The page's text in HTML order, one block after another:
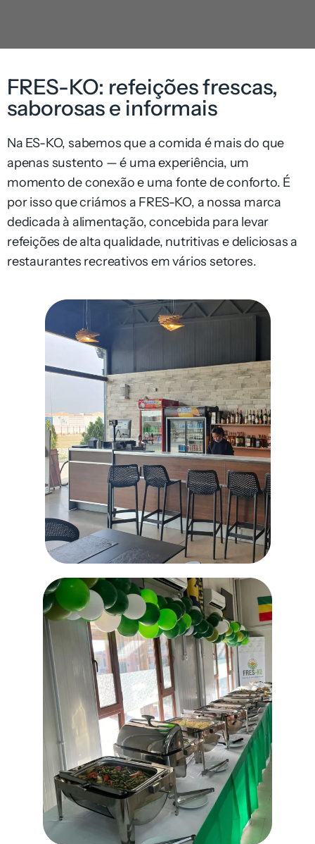
FRES-KO: refeições frescas,
saborosas e informais
Na ES-KO, sabemos que a comida é mais do que
apenas sustento — é uma experiência, um
momento de conexão e uma fonte de conforto. É
por isso que criámos a FRES-KO, a nossa marca
dedicada à alimentação, concebida para levar
refeições de alta qualidade, nutritivas e deliciosas a
restaurantes recreativos em vários setores.